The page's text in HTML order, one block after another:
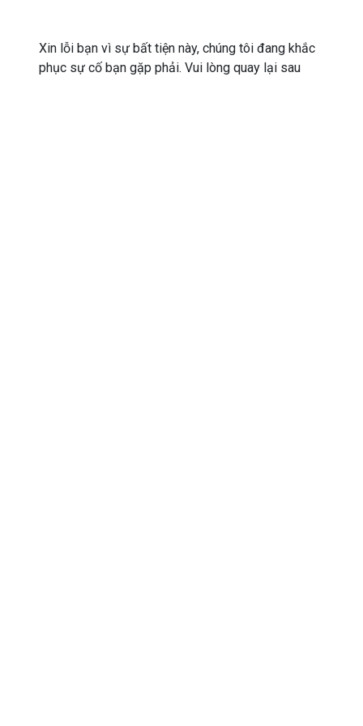
Xin lỗi bạn vì sự bất tiện này, chúng tôi đang khắc
phục sự cố bạn gặp phải. Vui lòng quay lại sau